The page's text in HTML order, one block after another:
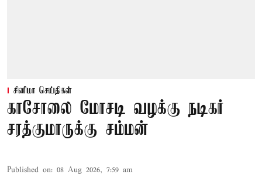
சினிமா செய்திகள்
காசோலை மோசடி வழக்கு நடிகர்
சரத்குமாருக்கு சம்மன்
Published on: 08 Aug 2026, 7:59 am